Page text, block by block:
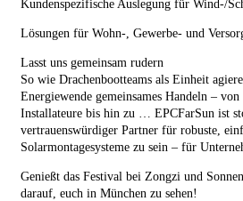
Kundenspezifische Auslegung für Wind-/
Lösungen für Wohn-, Gewerbe- und
Lasst uns gemeinsam rudern
So wie Drachenbootteams als Einheit
Energiewende gemeinsames Handeln –
Installateure bis hin zu … EPCFarSun ist
vertrauenswürdiger Partner für robuste,
Solarmontagesysteme zu sein – für
Genießt das Festival bei Zongzi und
darauf, euch in München zu sehen!